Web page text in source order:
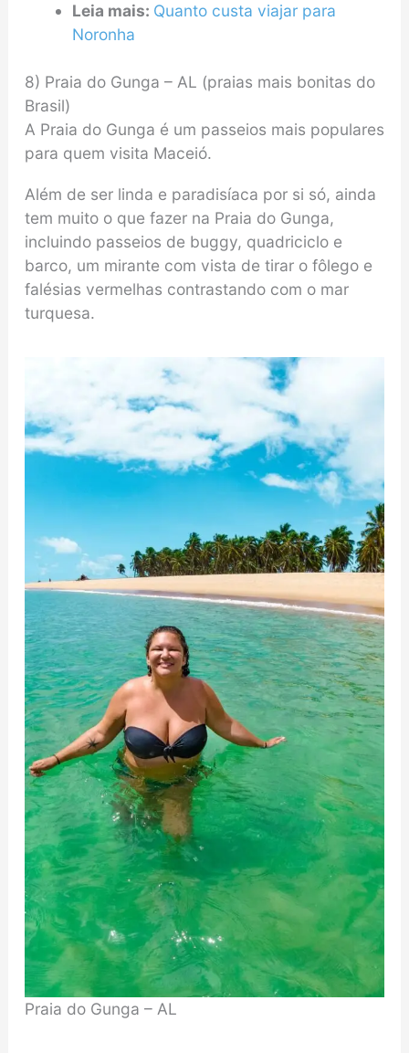
Leia mais: Quanto custa viajar para
Noronha
8) Praia do Gunga – AL (praias mais bonitas do
Brasil)
A Praia do Gunga é um passeios mais populares
para quem visita Maceió.
Além de ser linda e paradisíaca por si só, ainda
tem muito o que fazer na Praia do Gunga,
incluindo passeios de buggy, quadriciclo e
barco, um mirante com vista de tirar o fôlego e
falésias vermelhas contrastando com o mar
turquesa.
Praia do Gunga – AL